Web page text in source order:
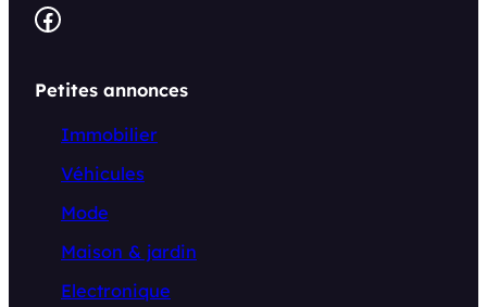
Facebook
Petites annonces
Immobilier
Véhicules
Mode
Maison & jardin
Electronique